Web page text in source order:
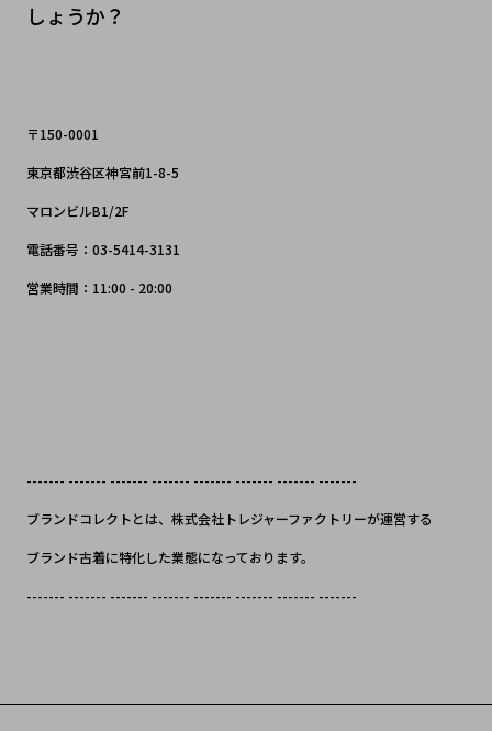
しょうか？
〒150-0001
東京都渋谷区神宮前1-8-5
マロンビルB1/2F
電話番号：03-5414-3131
営業時間：11:00 - 20:00
------- ------- ------- ------- ------- ------- ------- -------
ブランドコレクトとは、株式会社トレジャーファクトリーが運営する
ブランド古着に特化した業態になっております。
------- ------- ------- ------- ------- ------- ------- -------